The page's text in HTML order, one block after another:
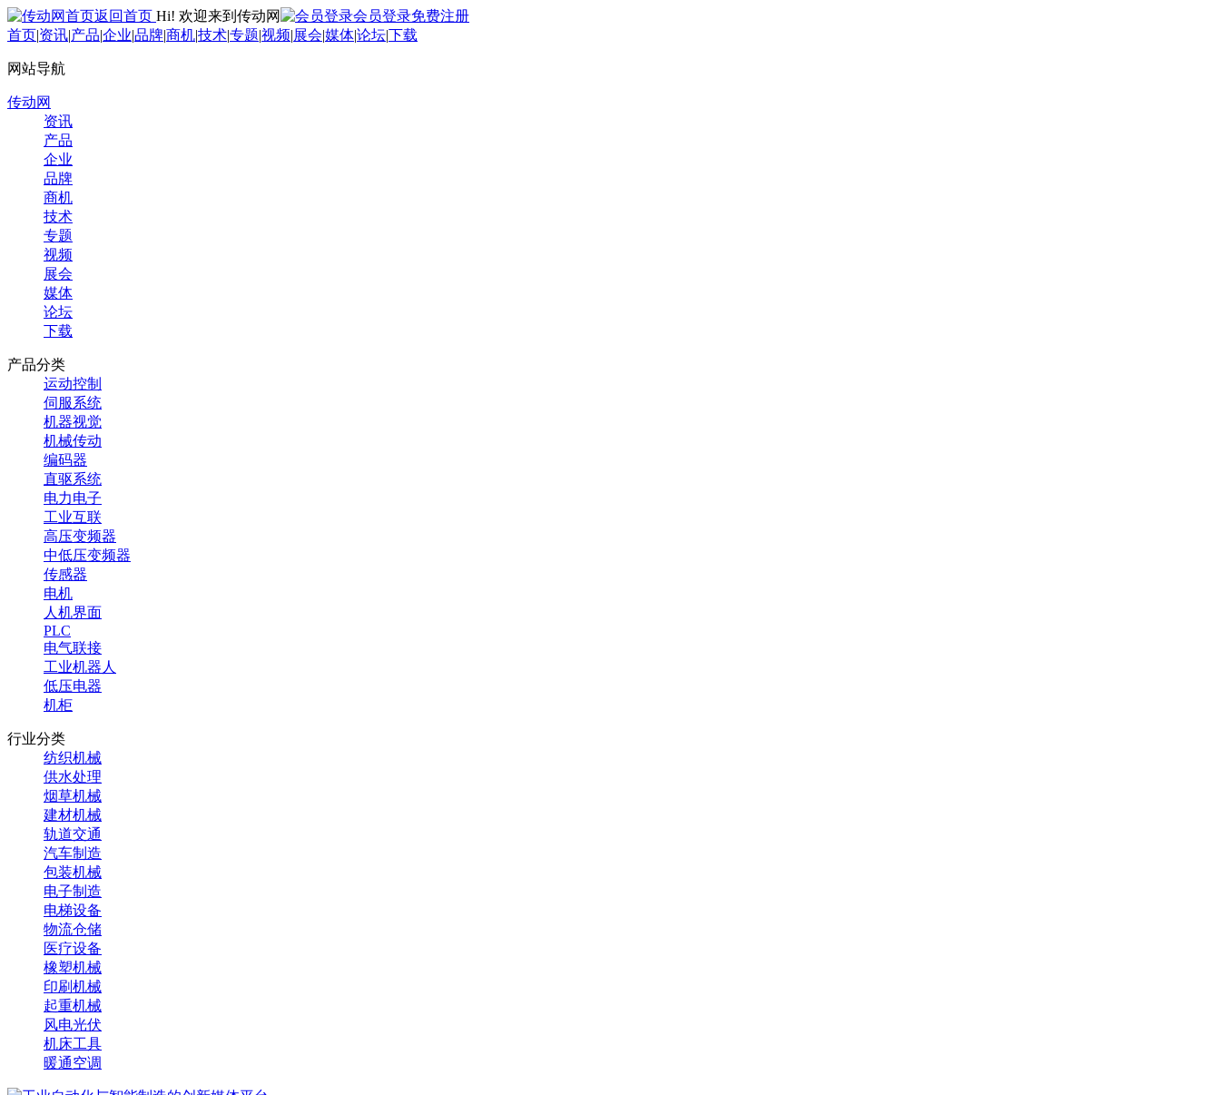
返回首页 Hi! 欢迎来到传动网 会员登录免费注册
首页|资讯|产品|企业|品牌|商机|技术|专题|视频|展会|媒体|论坛|下载
网站导航
传动网
资讯
产品
企业
品牌
商机
技术
专题
视频
展会
媒体
论坛
下载
产品分类
运动控制
伺服系统
机器视觉
机械传动
编码器
直驱系统
电力电子
工业互联
高压变频器
中低压变频器
传感器
电机
人机界面
PLC
电气联接
工业机器人
低压电器
机柜
行业分类
纺织机械
供水处理
烟草机械
建材机械
轨道交通
汽车制造
包装机械
电子制造
电梯设备
物流仓储
医疗设备
橡塑机械
印刷机械
起重机械
风电光伏
机床工具
暖通空调